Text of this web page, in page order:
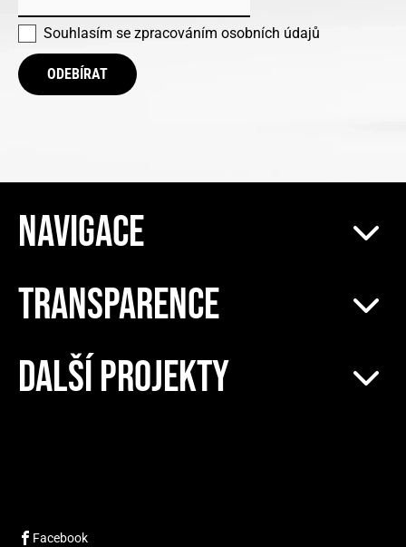
Souhlasím se zpracováním osobních údajů
ODEBÍRAT
NAVIGACE
TRANSPARENCE
DALŠÍ PROJEKTY
Facebook